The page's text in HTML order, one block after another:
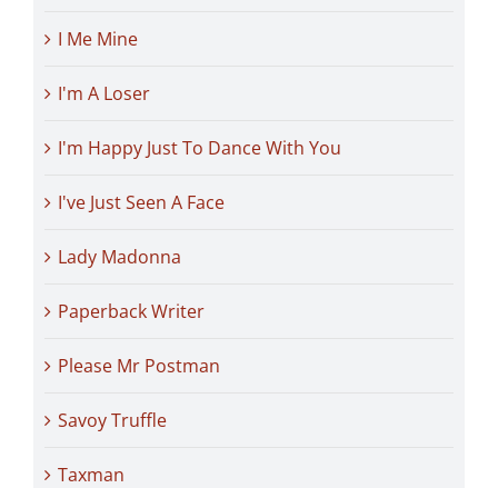
I Me Mine
I'm A Loser
I'm Happy Just To Dance With You
I've Just Seen A Face
Lady Madonna
Paperback Writer
Please Mr Postman
Savoy Truffle
Taxman